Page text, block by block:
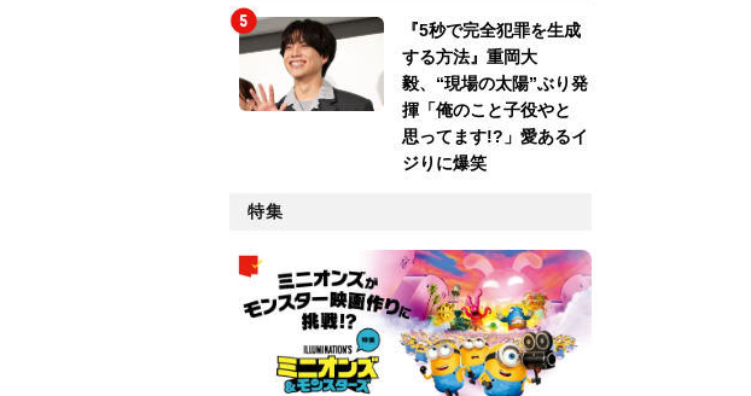
『5秒で完全犯罪を生成
する方法』重岡大
毅、“現場の太陽”ぶり発
揮「俺のこと子役やと
思ってます!?」愛あるイ
ジりに爆笑
特集